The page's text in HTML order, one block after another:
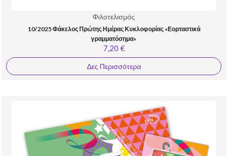
Φιλοτελισμός
10/2025 Φάκελος Πρώτης Ημέρας Κυκλοφορίας «Εορταστικά
γραμματόσημα»
7,20 €
Δες Περισσότερα